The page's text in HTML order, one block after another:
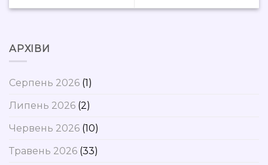
АРХІВИ
Серпень 2026 (1)
Липень 2026 (2)
Червень 2026 (10)
Травень 2026 (33)